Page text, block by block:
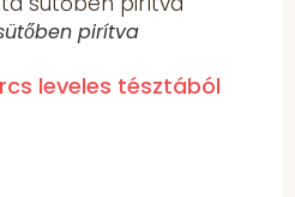
pirítva
leveles tésztából